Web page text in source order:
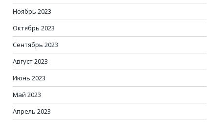
Ноябрь 2023
Октябрь 2023
Сентябрь 2023
Август 2023
Июнь 2023
Май 2023
Апрель 2023